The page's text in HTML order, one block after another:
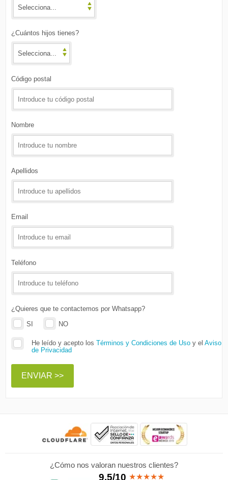
¿Cuántos hijos tienes?
Código postal
Nombre
Apellidos
Email
Teléfono
¿Quieres que te contactemos por Whatsapp?
SI
NO
He leído y acepto losTérminos y Condiciones de Uso y elAviso
de Privacidad
ENVIAR >>
¿Cómo nos valoran nuestros clientes?
9.5/10 ★★★★★